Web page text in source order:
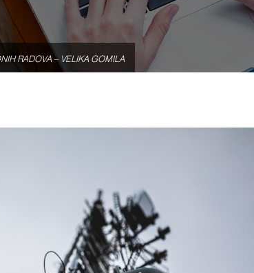
RADOVA – VELIKA GOMILA